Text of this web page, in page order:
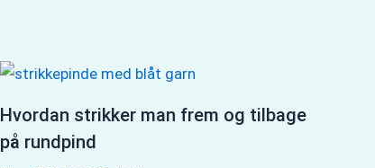
Hvordan strikker man frem og tilbage
på rundpind